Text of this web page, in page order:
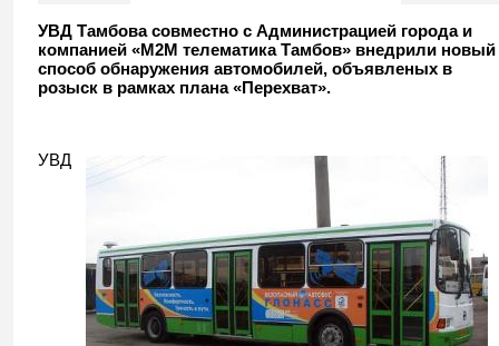
УВД Тамбова совместно с Администрацией города и
компанией «М2М телематика Тамбов» внедрили новый
способ обнаружения автомобилей, объявленых в
розыск в рамках плана «Перехват».
УВД